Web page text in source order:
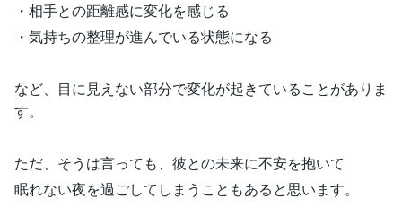
・相手との距離感に変化を感じる
・気持ちの整理が進んでいる状態になる
など、目に見えない部分で変化が起きていることがありま
す。
ただ、そうは言っても、彼との未来に不安を抱いて
眠れない夜を過ごしてしまうこともあると思います。